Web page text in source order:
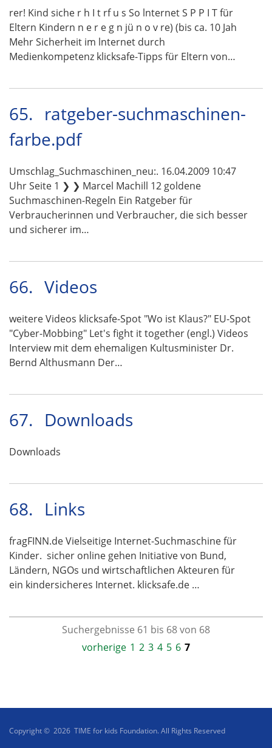
rer! Kind siche r h I t rf u s So lnternet S P P I T für
Eltern Kindern n e r e g n jü n o v re) (bis ca. 10 Jah
Mehr Sicherheit im lnternet durch
Medienkompetenz klicksafe-Tipps für Eltern von…
65. ratgeber-suchmaschinen-
farbe.pdf
Umschlag_Suchmaschinen_neu:. 16.04.2009 10:47
Uhr Seite 1 ❯ ❯ Marcel Machill 12 goldene
Suchmaschinen-Regeln Ein Ratgeber für
Verbraucherinnen und Verbraucher, die sich besser
und sicherer im…
66. Videos
weitere Videos klicksafe-Spot "Wo ist Klaus?" EU-Spot
"Cyber-Mobbing" Let's fight it together (engl.) Videos
Interview mit dem ehemaligen Kultusminister Dr.
Bernd Althusmann Der…
67. Downloads
Downloads
68. Links
fragFINN.de Vielseitige Internet-Suchmaschine für
Kinder. sicher online gehen Initiative von Bund,
Ländern, NGOs und wirtschaftlichen Akteuren für
ein kindersicheres Internet. klicksafe.de …
Suchergebnisse 61 bis 68 von 68
vorherige 1 2 3 4 5 6 7
Copyright © 2026 TIME for kids Foundation. All Rights Reserved